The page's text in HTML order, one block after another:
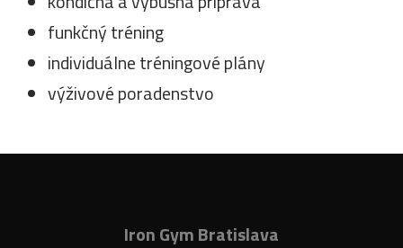
funkčný tréning
individuálne tréningové plány
výživové poradenstvo
Iron Gym Bratislava